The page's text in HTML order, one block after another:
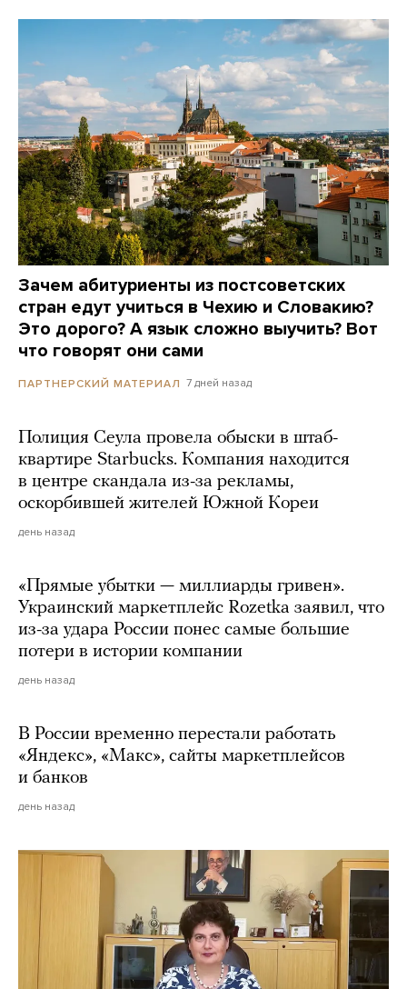
Зачем абитуриенты из постсоветских
стран едут учиться в Чехию и Словакию?
Это дорого? А язык сложно выучить? Вот
что говорят они сами
ПАРТНЕРСКИЙ МАТЕРИАЛ 7 дней назад
Полиция Сеула провела обыски в штаб-
квартире Starbucks. Компания находится
в центре скандала из-за рекламы,
оскорбившей жителей Южной Кореи
день назад
«Прямые убытки — миллиарды гривен».
Украинский маркетплейс Rozetka заявил, что
из-за удара России понес самые большие
потери в истории компании
день назад
В России временно перестали работать
«Яндекс», «Макс», сайты маркетплейсов
и банков
день назад